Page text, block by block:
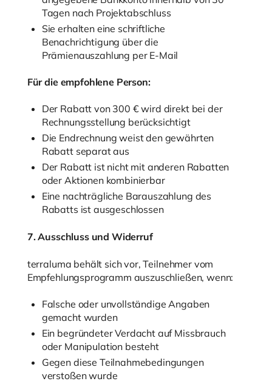
Tagen nach Projektabschluss
Sie erhalten eine schriftliche
Benachrichtigung über die
Prämienauszahlung per E-Mail
Für die empfohlene Person:
Der Rabatt von 300 € wird direkt bei der
Rechnungsstellung berücksichtigt
Die Endrechnung weist den gewährten
Rabatt separat aus
Der Rabatt ist nicht mit anderen Rabatten
oder Aktionen kombinierbar
Eine nachträgliche Barauszahlung des
Rabatts ist ausgeschlossen
7. Ausschluss und Widerruf
terraluma behält sich vor, Teilnehmer vom
Empfehlungsprogramm auszuschließen, wenn:
Falsche oder unvollständige Angaben
gemacht wurden
Ein begründeter Verdacht auf Missbrauch
oder Manipulation besteht
Gegen diese Teilnahmebedingungen
verstoßen wurde